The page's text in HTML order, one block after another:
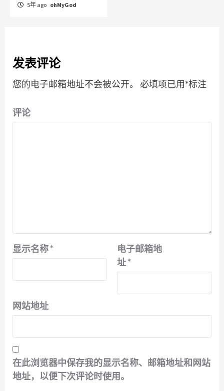
5年 ago ohMyGod
发表评论
您的电子邮箱地址不会被公开。 必填项已用*标注
评论
显示名称*
电子邮箱地
址*
网站地址
在此浏览器中保存我的显示名称、邮箱地址和网站
地址，以便下次评论时使用。